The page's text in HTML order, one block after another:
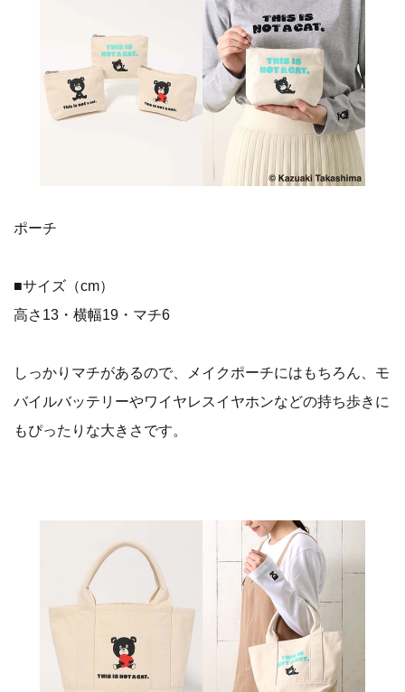
ポーチ
■サイズ（cm）
高さ13・横幅19・マチ6
しっかりマチがあるので、メイクポーチにはもちろん、モ
バイルバッテリーやワイヤレスイヤホンなどの持ち歩きに
もぴったりな大きさです。